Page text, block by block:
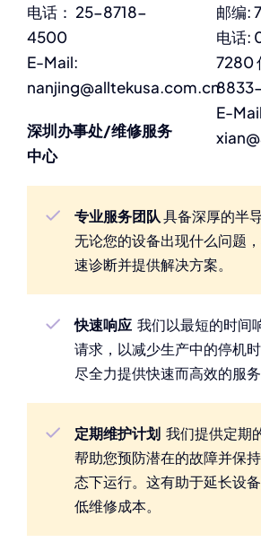
电话： 25-8718-
4500
E-Mail:
nanjing@alltekusa.com.cn
深圳办事处/维修服务
中心
邮编:
电话:
7280
E-
专业服务团队具备深厚的半
无论您的设备出现什么问题
速诊断并提供解决方案。
快速响应我们以最短的时间
请求，以减少生产中的停机
尽全力提供快速而高效的服务
定期维护计划我们提供定期
帮助您预防潜在的故障并保
态下运行。这有助于延长设
低维修成本。